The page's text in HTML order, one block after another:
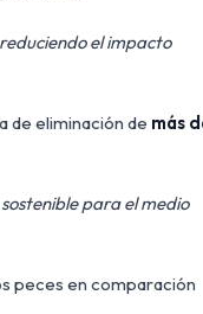
el impacto
de eliminación de más
para el medio
peces en comparación